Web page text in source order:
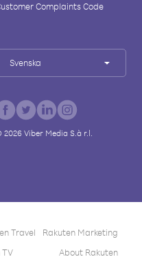
Complaints Code
Svenska
2026Viber Media S.à r.l.
Travel
Rakuten Marketing
TV About Rakuten